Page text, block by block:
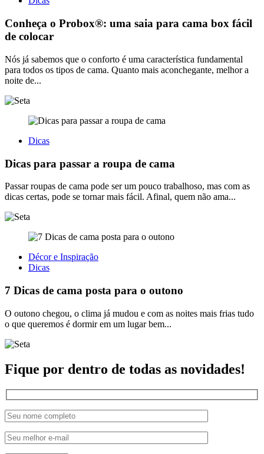
Conheça o Probox®: uma saia para cama box fácil
de colocar
Nós já sabemos que o conforto é uma característica fundamental
para todos os tipos de cama. Quanto mais aconchegante, melhor a
noite de...
Dicas
Dicas para passar a roupa de cama
Passar roupas de cama pode ser um pouco trabalhoso, mas com as
dicas certas, pode se tornar mais fácil. Afinal, quem não ama...
Décor e Inspiração
Dicas
7 Dicas de cama posta para o outono
O outono chegou, o clima já mudou e com as noites mais frias tudo
o que queremos é dormir em um lugar bem...
Fique por dentro de todas as novidades!